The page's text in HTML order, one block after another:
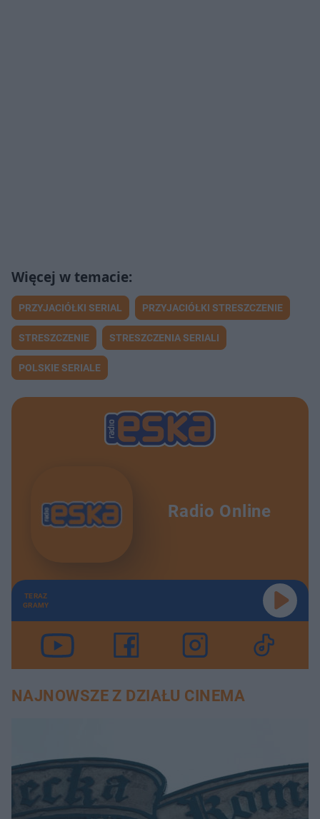
PRZYJACIÓŁKI SERIAL PRZYJACIÓŁKI STRESZCZENIE
STRESZCZENIE STRESZCZENIA SERIALI
POLSKIE SERIALE
Radio Online
TERAZ
GRAMY
NAJNOWSZE Z DZIAŁU CINEMA